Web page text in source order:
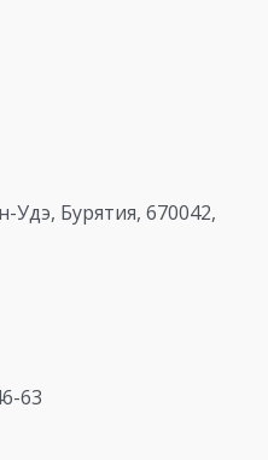
Удэ, Бурятия, 670042,
63